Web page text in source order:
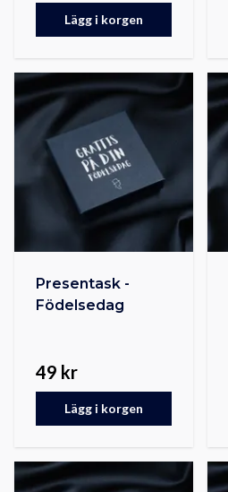
Lägg i korgen
Presentask -
Födelsedag
49 kr
Lägg i korgen